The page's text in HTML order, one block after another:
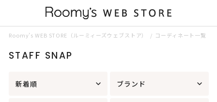
Roomy’s WEB STORE（ルーミィーズウェブストア） コーディネート一覧
STAFF SNAP
新着順 ブランド